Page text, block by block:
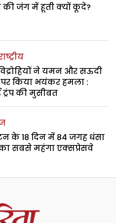
की जंग में हूती क्यों कूदे?
ने यमन और सऊदी
किया भयंकर हमला :
ट्रंप की मुसीबत
के 18 दिन में 84 जगह धंसा
सबसे महंगा एक्सप्रेसवे